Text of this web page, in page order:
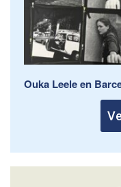
Ouka Leele en